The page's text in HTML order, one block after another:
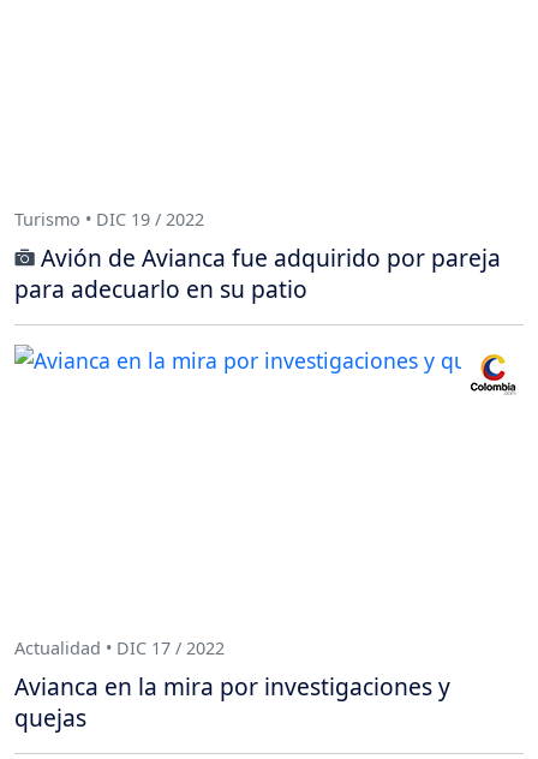
Turismo • DIC 19 / 2022
Avión de Avianca fue adquirido por pareja
para adecuarlo en su patio
Actualidad • DIC 17 / 2022
Avianca en la mira por investigaciones y
quejas